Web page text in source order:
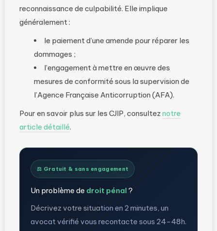
reconnaissance de culpabilité. Elle implique
généralement :
le paiement d’une amende pour réparer les
dommages ;
l’engagement à mettre en œuvre des
mesures de conformité sous la supervision de
l’Agence Française Anticorruption (AFA).
Pour en savoir plus sur les CJIP, consultez notre
article détaillé.
⚖️ Gratuit & sans engagement
Un problème de droit pénal ?
Décrivez votre situation en 2 minutes, un
avocat vérifié vous recontacte sous 24-48h.